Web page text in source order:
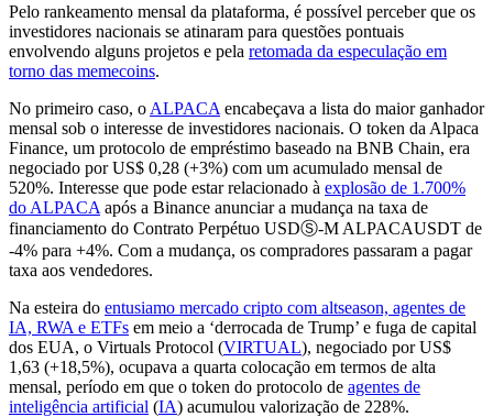
Pelo rankeamento mensal da plataforma, é possível perceber que os
investidores nacionais se atinaram para questões pontuais
envolvendo alguns projetos e pela retomada da especulação em
torno das memecoins.
No primeiro caso, o ALPACA encabeçava a lista do maior ganhador
mensal sob o interesse de investidores nacionais. O token da Alpaca
Finance, um protocolo de empréstimo baseado na BNB Chain, era
negociado por US$ 0,28 (+3%) com um acumulado mensal de
520%. Interesse que pode estar relacionado à explosão de 1.700%
do ALPACA após a Binance anunciar a mudança na taxa de
financiamento do Contrato Perpétuo USDⓈ-M ALPACAUSDT de
-4% para +4%. Com a mudança, os compradores passaram a pagar
taxa aos vendedores.
Na esteira do entusiamo mercado cripto com altseason, agentes de
IA, RWA e ETFs em meio a ‘derrocada de Trump’ e fuga de capital
dos EUA, o Virtuals Protocol (VIRTUAL), negociado por US$
1,63 (+18,5%), ocupava a quarta colocação em termos de alta
mensal, período em que o token do protocolo de agentes de
inteligência artificial (IA) acumulou valorização de 228%.